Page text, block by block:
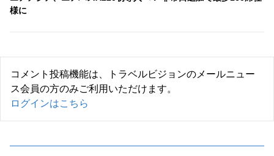
様に
コメント投稿機能は、トラベルビジョンのメールニュー
ス会員の方のみご利用いただけます。
ログインはこちら